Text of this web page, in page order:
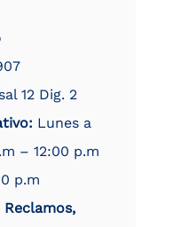
12 Dig. 2
Lunes a
– 12:00 p.m
p.m
Reclamos,